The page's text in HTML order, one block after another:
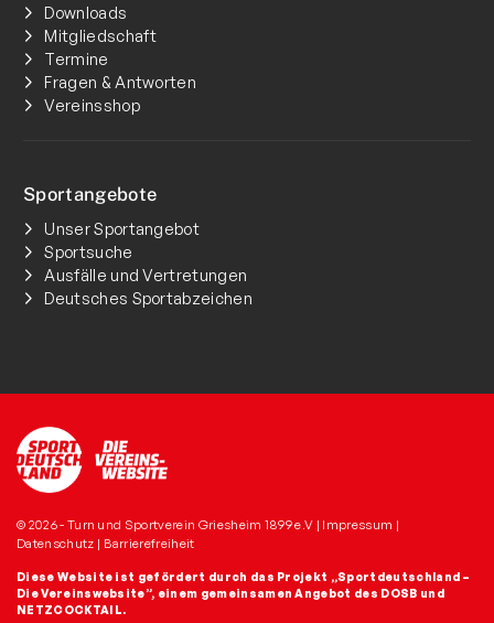
Downloads
Mitgliedschaft
Termine
Fragen & Antworten
Vereinsshop
Sportangebote
Unser Sportangebot
Sportsuche
Ausfälle und Vertretungen
Deutsches Sportabzeichen
© 2026 - Turn und Sportverein Griesheim 1899 e.V | Impressum |
Datenschutz | Barrierefreiheit
Diese Website ist gefördert durch das Projekt „Sportdeutschland –
Die Vereinswebsite”, einem gemeinsamen Angebot des DOSB und
NETZCOCKTAIL.